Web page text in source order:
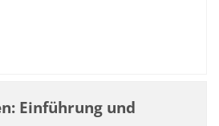
Einführung und